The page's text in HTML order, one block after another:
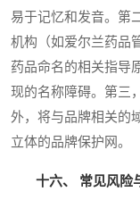
易于记忆和发音。第
机构（如爱尔兰药品
药品命名的相关指导
现的名称障碍。第三
外，将与品牌相关的
立体的品牌保护网。
十六、 常见风险